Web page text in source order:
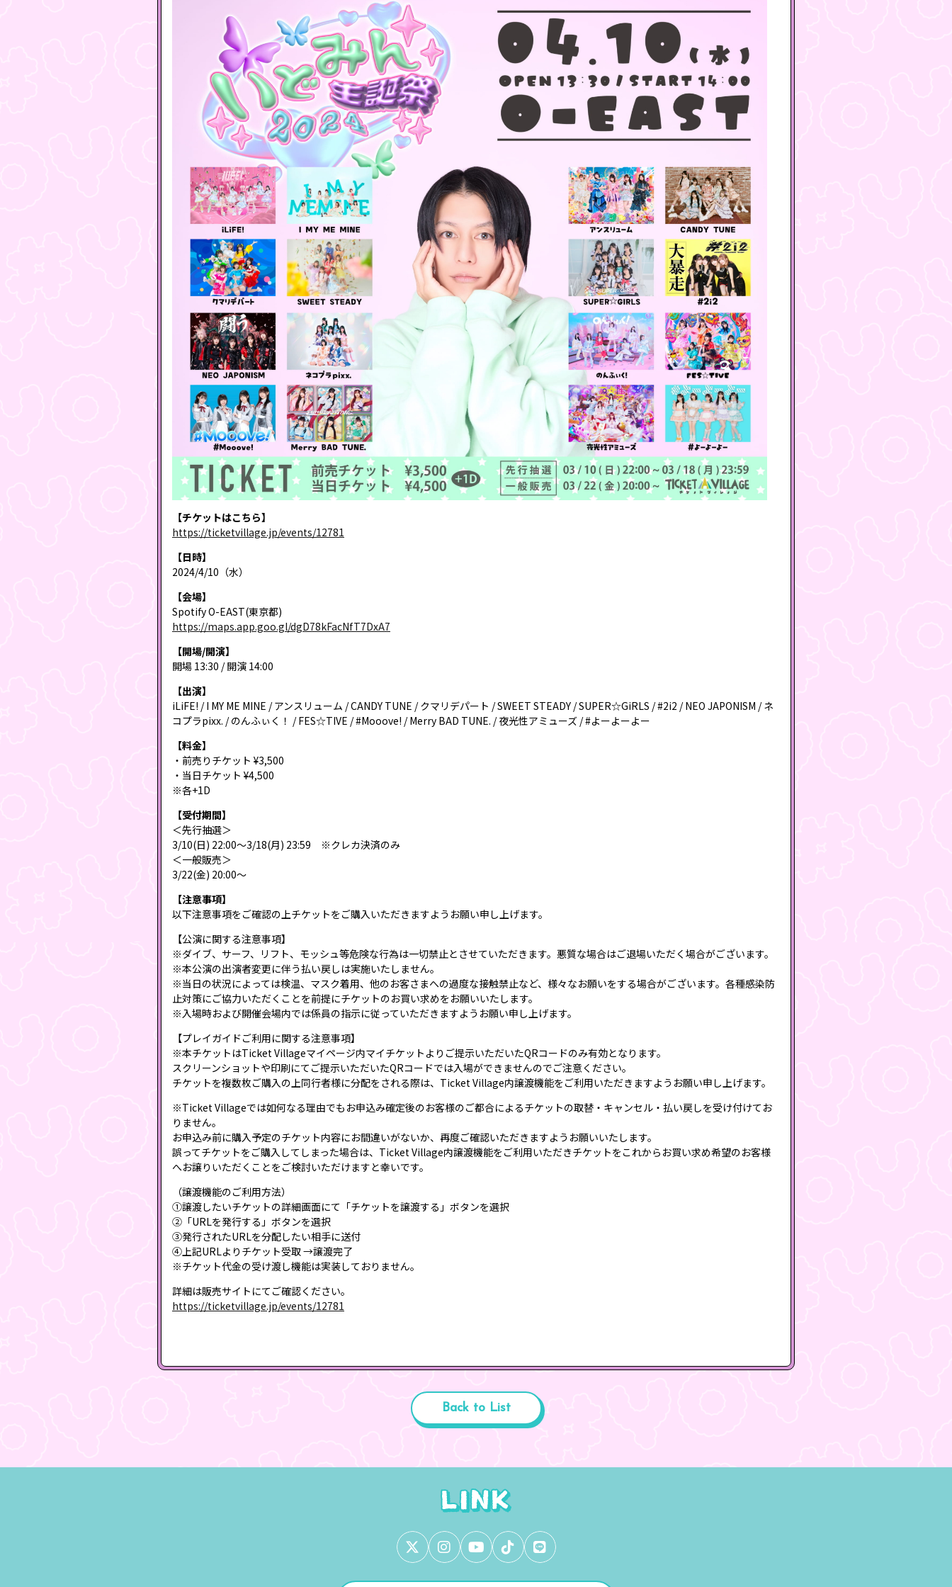
【チケットはこちら】
https://ticketvillage.jp/events/12781
【日時】
2024/4/10（水）
【会場】
Spotify O-EAST(東京都)
https://maps.app.goo.gl/dgD78kFacNfT7DxA7
【開場/開演】
開場 13:30 / 開演 14:00
【出演】
iLiFE! / I MY ME MINE / アンスリューム / CANDY TUNE / クマリデパート / SWEET STEADY / SUPER☆GiRLS / #2i2 / NEO JAPONISM / ネ
コプラpixx. / のんふぃく！ / FES☆TIVE / #Mooove! / Merry BAD TUNE. / 夜光性アミューズ / #よーよーよー
【料金】
・前売りチケット ¥3,500
・当日チケット ¥4,500
※各+1D
【受付期間】
＜先行抽選＞
3/10(日) 22:00〜3/18(月) 23:59 ※クレカ決済のみ
＜一般販売＞
3/22(金) 20:00〜
【注意事項】
以下注意事項をご確認の上チケットをご購入いただきますようお願い申し上げます。
【公演に関する注意事項】
※ダイブ、サーフ、リフト、モッシュ等危険な行為は一切禁止とさせていただきます。悪質な場合はご退場いただく場合がございます。
※本公演の出演者変更に伴う払い戻しは実施いたしません。
※当日の状況によっては検温、マスク着用、他のお客さまへの過度な接触禁止など、様々なお願いをする場合がございます。各種感染防
止対策にご協力いただくことを前提にチケットのお買い求めをお願いいたします。
※入場時および開催会場内では係員の指示に従っていただきますようお願い申し上げます。
【プレイガイドご利用に関する注意事項】
※本チケットはTicket Villageマイページ内マイチケットよりご提示いただいたQRコードのみ有効となります。
スクリーンショットや印刷にてご提示いただいたQRコードでは入場ができませんのでご注意ください。
チケットを複数枚ご購入の上同行者様に分配をされる際は、Ticket Village内譲渡機能をご利用いただきますようお願い申し上げます。
※Ticket Villageでは如何なる理由でもお申込み確定後のお客様のご都合によるチケットの取替・キャンセル・払い戻しを受け付けてお
りません。
お申込み前に購入予定のチケット内容にお間違いがないか、再度ご確認いただきますようお願いいたします。
誤ってチケットをご購入してしまった場合は、Ticket Village内譲渡機能をご利用いただきチケットをこれからお買い求め希望のお客様
へお譲りいただくことをご検討いただけますと幸いです。
（譲渡機能のご利用方法）
①譲渡したいチケットの詳細画面にて「チケットを譲渡する」ボタンを選択
②「URLを発行する」ボタンを選択
③発行されたURLを分配したい相手に送付
④上記URLよりチケット受取 →譲渡完了
※チケット代金の受け渡し機能は実装しておりません。
詳細は販売サイトにてご確認ください。
https://ticketvillage.jp/events/12781
Back to List